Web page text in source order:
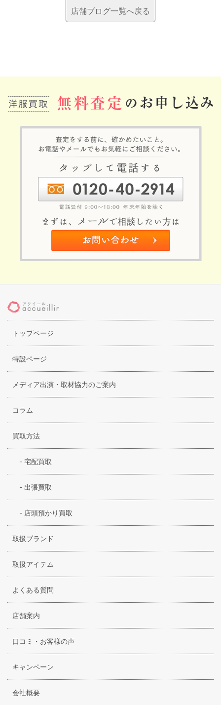
の
リ
ン
店舗ブログ一覧へ戻る
トップページ
特設ページ
メディア出演・取材協力のご案内
コラム
買取方法
- 宅配買取
- 出張買取
- 店頭預かり買取
取扱ブランド
取扱アイテム
よくある質問
店舗案内
口コミ・お客様の声
キャンペーン
会社概要